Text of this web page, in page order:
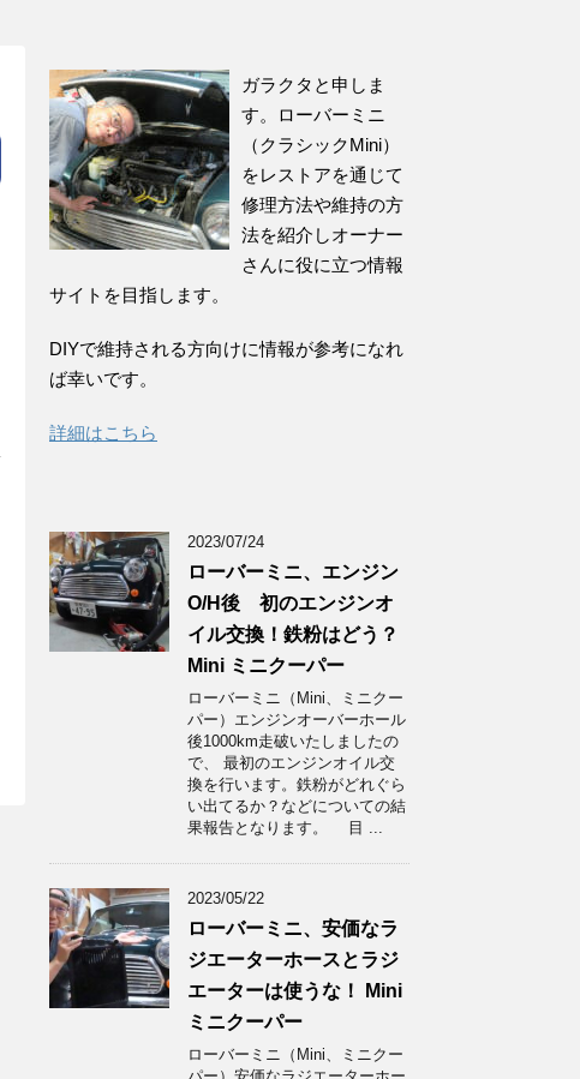
ガラクタと申しま
す。ローバーミニ
（クラシックMini）
をレストアを通じて
修理方法や維持の方
法を紹介しオーナー
さんに役に立つ情報
サイトを目指します。
DIYで維持される方向けに情報が参考になれ
ば幸いです。
詳細はこちら
2023/07/24
ローバーミニ、エンジン
O/H後 初のエンジンオ
イル交換！鉄粉はどう？
Mini ミニクーパー
ローバーミニ（Mini、ミニクー
パー）エンジンオーバーホール
後1000km走破いたしましたの
で、 最初のエンジンオイル交
換を行います。鉄粉がどれぐら
い出てるか？などについての結
果報告となります。 目 ...
2023/05/22
ローバーミニ、安価なラ
ジエーターホースとラジ
エーターは使うな！ Mini
ミニクーパー
ローバーミニ（Mini、ミニクー